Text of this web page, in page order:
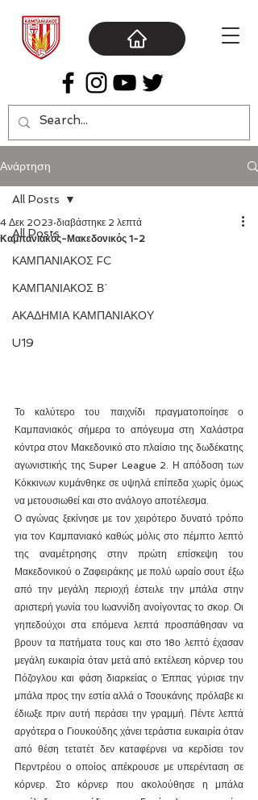
Ανάρτηση
All Posts
ΚΑΜΠΑΝΙΑΚΟΣ FC
ΚΑΜΠΑΝΙΑΚΟΣ Β΄
ΑΚΑΔΗΜΙΑ ΚΑΜΠΑΝΙΑΚΟΥ
U19
All Posts
Καμπανιακός-Μακεδονικός 1-2
4 Δεκ 2023 διαβάστηκε 2 λεπτά
Το καλύτερο του παιχνίδι πραγματοποίησε ο
Καμπανιακός σήμερα το απόγευμα στη Χαλάστρα
κόντρα στον Μακεδονικό στο πλαίσιο της δωδέκατης
αγωνιστικής της Super League 2. Η απόδοση των
Κόκκινων κυμάνθηκε σε υψηλά επίπεδα χωρίς όμως
να μετουσιωθεί και στο ανάλογο αποτέλεσμα.
Ο αγώνας ξεκίνησε με τον χειρότερο δυνατό τρόπο
για τον Καμπανιακό καθώς μόλις στο πέμπτο λεπτό
της αναμέτρησης στην πρώτη επίσκεψη του
Μακεδονικού ο Ζαφειράκης με πολύ ωραίο σουτ έξω
από την μεγάλη περιοχή έστειλε την μπάλα στην
αριστερή γωνία του Ιωαννίδη ανοίγοντας το σκορ. Οι
γηπεδούχοι στα επόμενα λεπτά προσπάθησαν να
βρουν τα πατήματα τους και στο 18ο λεπτό έχασαν
μεγάλη ευκαιρία όταν μετά από εκτέλεση κόρνερ του
Πόζογλου και φάση διαρκείας ο Έππας γύρισε την
μπάλα προς την εστία αλλά ο Τσουκάνης πρόλαβε κι
έδιωξε πριν αυτή περάσει την γραμμή. Πέντε λεπτά
αργότερα ο Γιουκούδης χάνει τεράστια ευκαιρία όταν
από θέση τετατέτ δεν καταφέρνει να κερδίσει τον
Περντρέου ο οποίος απέκρουσε με υπερένταση σε
κόρνερ. Στο κόρνερ που ακολούθησε η μπάλα